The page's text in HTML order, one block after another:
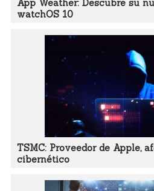
App Weather: Descubre su
watchOS 10
TSMC: Proveedor de Apple,
cibernético